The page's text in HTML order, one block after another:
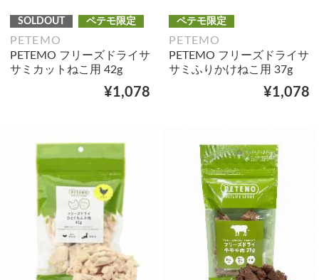
SOLDOUT ペテモ限定
PETEMO
PETEMO フリーズドライサ
サミカットねこ用 42g
¥1,078
ペテモ限定
PETEMO
PETEMO フリーズドライサ
サミふりかけねこ用 37g
¥1,078